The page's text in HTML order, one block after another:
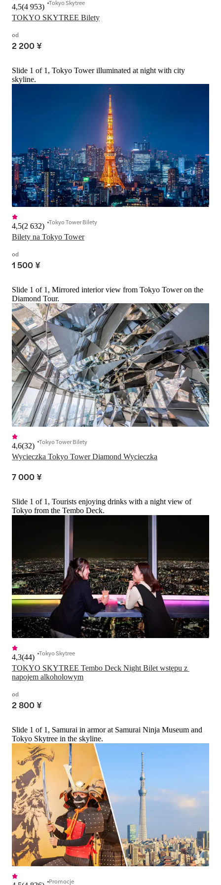
TOKYO SKYTREE Bilety
4,5(4 953) Tokyo Skytree
od
2 200 ¥
Slide 1 of 1, Tokyo Tower illuminated at night with city
skyline.
Bilety na Tokyo Tower
4,5(2 632) Tokyo Tower Bilety
od
1 500 ¥
Slide 1 of 1, Mirrored interior view from Tokyo Tower on the
Diamond Tour.
Wycieczka Tokyo Tower Diamond Wycieczka
4,6(32) Tokyo Tower Bilety
7 000 ¥
Slide 1 of 1, Tourists enjoying drinks with a night view of
Tokyo from the Tembo Deck.
TOKYO SKYTREE Tembo Deck Night Bilet wstępu z
napojem alkoholowym
4,3(44) Tokyo Skytree
od
2 800 ¥
Slide 1 of 1, Samurai in armor at Samurai Ninja Museum and
Tokyo Skytree in the skyline.
Promocje